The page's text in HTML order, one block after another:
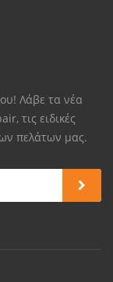
Λάβε τα νέα
τις ειδικές
πελάτων μας.